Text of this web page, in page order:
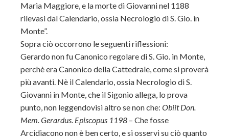
Maria Maggiore, e la morte di Giovanni nel 1188
rilevasi dal Calendario, ossia Necrologio di S. Gio. in
Monte”.
Sopra ciò occorrono le seguenti riflessioni:
Gerardo non fu Canonico regolare di S. Gio. in Monte,
perchè era Canonico della Cattedrale, come si proverà
più avanti. Nè il Calendario, ossia Necrologio di S.
Giovanni in Monte, che il Sigonio allega, lo prova
punto, non leggendovisi altro se non che: Obiit Don.
Mem. Gerardus. Episcopus 1198 – Che fosse
Arcidiacono non è ben certo, e si osservi su ciò quanto